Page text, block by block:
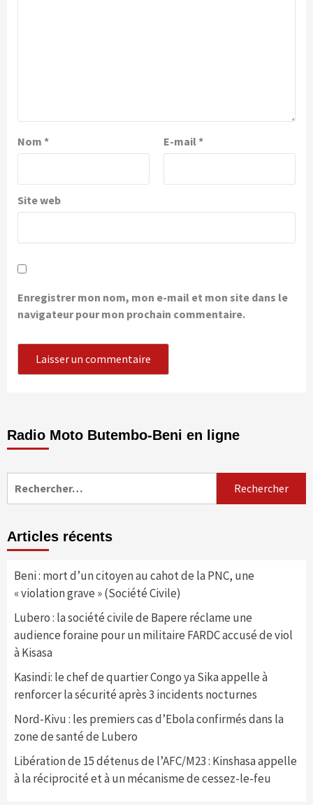
Nom * E-mail *
Site web
Enregistrer mon nom, mon e-mail et mon site dans le
navigateur pour mon prochain commentaire.
Radio Moto Butembo-Beni en ligne
Articles récents
Beni : mort d’un citoyen au cahot de la PNC, une
« violation grave » (Société Civile)
Lubero : la société civile de Bapere réclame une
audience foraine pour un militaire FARDC accusé de viol
à Kisasa
Kasindi: le chef de quartier Congo ya Sika appelle à
renforcer la sécurité après 3 incidents nocturnes
Nord-Kivu : les premiers cas d’Ebola confirmés dans la
zone de santé de Lubero
Libération de 15 détenus de l’AFC/M23 : Kinshasa appelle
à la réciprocité et à un mécanisme de cessez-le-feu